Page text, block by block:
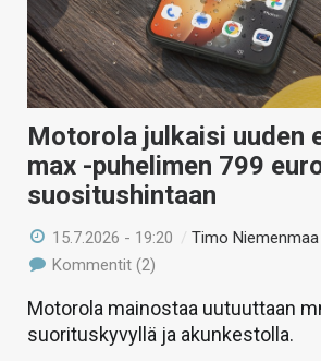
Motorola julkaisi uuden
max -puhelimen 799
suositushintaan
15.7.2026 - 19:20 /Timo Niemenmaa
Kommentit (2)
Motorola mainostaa uutuuttaan
suorituskyvyllä ja akunkestolla.